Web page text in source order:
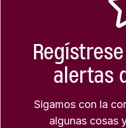
alertas
Sigamos con la
algunas cosas